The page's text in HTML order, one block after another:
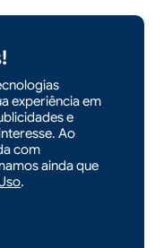
experiência em
e
Ao
com
ainda que
.
|
de Xaxim são
para seletiva da
de